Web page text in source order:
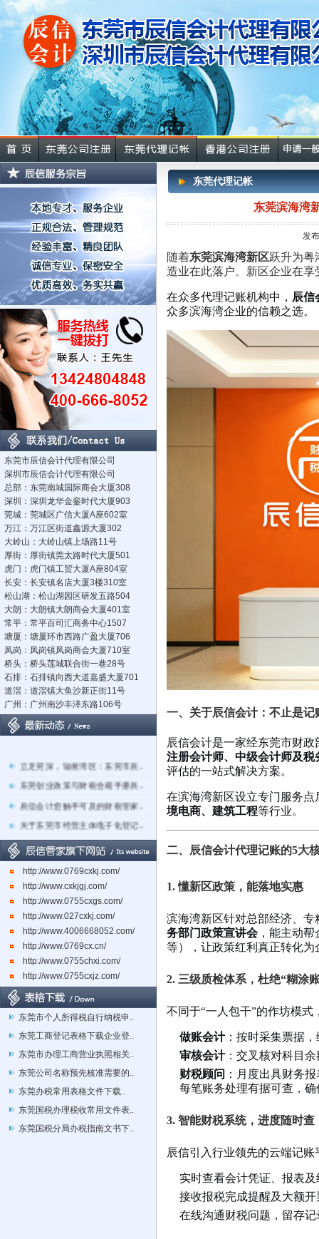
东莞市辰信会计代理有限公司
深圳市辰信会计代理有限公司
总部：东莞南城国际商会大厦308
深圳：深圳龙华金銮时代大厦903
莞城：莞城区广信大厦A座602室
万江：万江区街道鑫源大厦302
大岭山：大岭山镇上场路11号
厚街：厚街镇莞太路时代大厦501
虎门：虎门镇工贸大厦A座804室
长安：长安镇名店大厦3楼310室
松山湖：松山湖园区研发五路504
大朗：大朗镇大朗商会大厦401室
常平：常平百司汇商务中心1507
塘厦：塘厦环市西路广盈大厦706
凤岗：凤岗镇凤岗商会大厦710室
桥头：桥头莲城联合街一巷28号
石排：石排镇向西大道嘉盛大厦701
道滘：道滘镇大鱼沙新正街11号
广州：广州南沙丰泽东路106号
立足莞深，辐射湾区：东莞市辰..
东莞创业政策与财税合规手册辰..
辰信会计您触手可及的财税管家..
关于东莞市经营主体电子化登记..
东莞辰信会计代理有限公司专业..
东莞市长安镇长盛社区长中路1..
http://www.0769cxkj.com/
http://www.cxkjgj.com/
http://www.0755cxgs.com/
http://www.027cxkj.com/
http://www.4006668052.com/
http://www.0769cx.cn/
http://www.0755chxi.com/
http://www.0755cxjz.com/
东莞市个人所得税自行纳税申..
东莞工商登记表格下载企业登..
东莞市办理工商营业执照相关..
东莞公司名称预先核准需要的..
东莞办税常用表格文件下载..
东莞国税办理税收常用文件表..
东莞国税分局办税指南文书下..
东莞代理记帐
东莞滨海湾
发
随着东莞滨海湾新区跃升为粤
造业在此落户。新区企业在
在众多代理记账机构中， 辰信
众多滨海湾企业的信赖之选。
一、关于辰信会计：不止是
辰信会计是一家经东莞市财
注册会计师、中级会计师及税
评估的一站式解决方案。
在滨海湾新区设立专门服务
境电商、建筑工程等行业。
二、辰信会计代理记账的5大
1. 懂新区政策，能落地实惠
滨海湾新区针对总部经济、
务部门政策宣讲会，能主动帮
等），让政策红利真正转化为
2. 三级质检体系，杜绝“糊涂
不同于“一人包干”的作坊模式
做账会计：按时采集票据，
审核会计：交叉核对科目
财税顾问 ：月度出具财务
每笔账务处理有据可查，
3. 智能财税系统，进度随时查
辰信引入行业领先的云端记
实时查看会计凭证、报表
接收报税完成提醒及大额开
在线沟通财税问题，留存